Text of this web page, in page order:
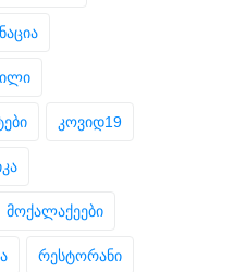
კოვიდ19
მოქალაქეები
რესტორანი